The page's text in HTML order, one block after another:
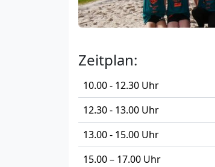
Zeitplan:
10.00 - 12.30 Uhr
12.30 - 13.00 Uhr
13.00 - 15.00 Uhr
15.00 – 17.00 Uhr